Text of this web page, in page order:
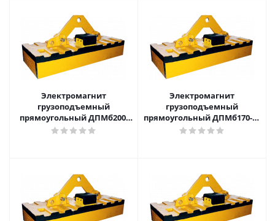
Электромагнит
грузоподъемный
прямоугольный ДПМб200-
100 для перегрузки слябов,
Электромагнит
грузоподъемный
прямоугольный ДПМб170-78
для перегрузки слябов,